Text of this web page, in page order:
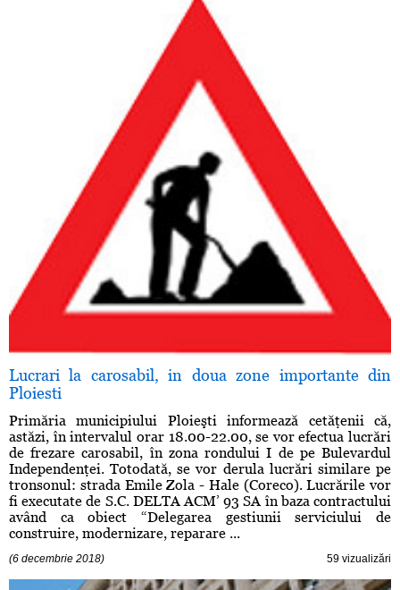
Lucrari la carosabil, in doua zone importante din
Ploiesti
Primăria municipiului Ploieşti informează cetăţenii că,
astăzi, în intervalul orar 18.00-22.00, se vor efectua lucrări
de frezare carosabil, în zona rondului I de pe Bulevardul
Independenţei. Totodată, se vor derula lucrări similare pe
tronsonul: strada Emile Zola - Hale (Coreco). Lucrările vor
fi executate de S.C. DELTA ACM’ 93 SA în baza contractului
având ca obiect “Delegarea gestiunii serviciului de
construire, modernizare, reparare ...
(6 decembrie 2018) 59 vizualizări